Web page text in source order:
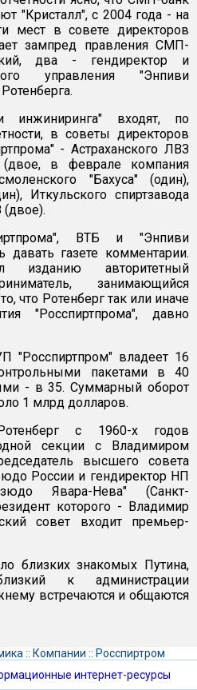
"Кристалл", с 2004 года - на
мест в совете директоров
зампред правления СМП-
два - гендиректор и
управления "Энпиви
инжиниринга" входят, по
в советы директоров
- Астраханского ЛВЗ
(двое, в феврале компания
"Бахуса" (один),
Иткульского спиртзавода
(двое).
ВТБ и "Энпиви
давать газете комментарии.
изданию авторитетный
занимающийся
что Ротенберг так или иначе
"Росспиртпрома", давно
"Росспиртпром" владеет 16
пакетами в 40
- в 35. Суммарный оборот
1 млрд долларов.
с 1960-х годов
секции с Владимиром
высшего совета
России и гендиректор НП
Явара-Нева" (Санкт-
которого - Владимир
совет входит премьер-
близких знакомых Путина,
к администрации
встречаются и общаются
:: Компании :: Росспиртром
интернет-ресурсы